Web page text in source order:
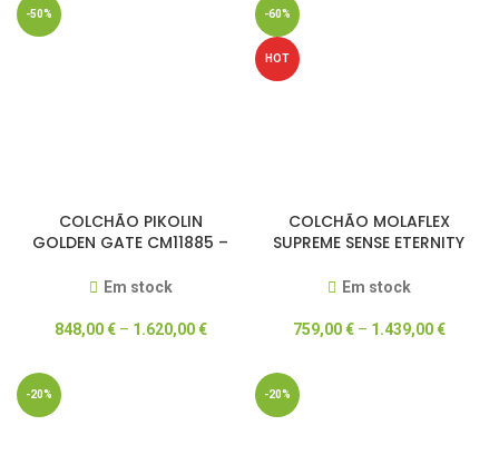
-50%
COLCHÃO PIKOLIN
GOLDEN GATE CM11885 –
Em stock
848,00€– 1.620,00€
-60%
HOT
COLCHÃO MOLAFLEX
SUPREME SENSE ETERNITY
Em stock
759,00€– 1.439,00€
-20% -20%